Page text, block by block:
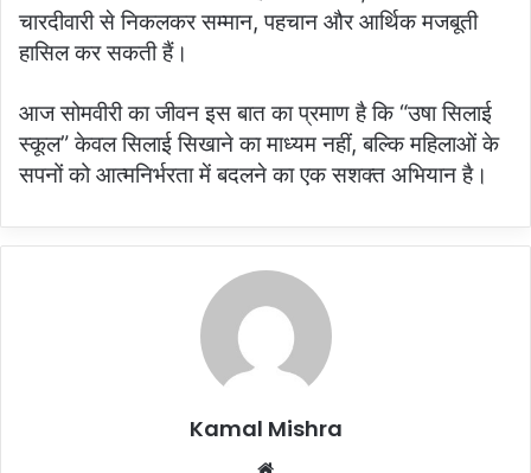
चारदीवारी से निकलकर सम्मान, पहचान और आर्थिक मजबूती
हासिल कर सकती हैं।
आज सोमवीरी का जीवन इस बात का प्रमाण है कि “उषा सिलाई
स्कूल” केवल सिलाई सिखाने का माध्यम नहीं, बल्कि महिलाओं के
सपनों को आत्मनिर्भरता में बदलने का एक सशक्त अभियान है।
Kamal Mishra
Website